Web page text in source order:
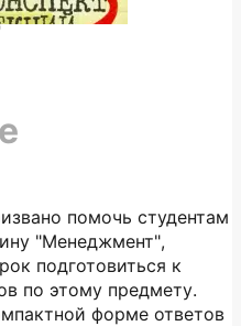
помочь студентам
"Менеджмент",
подготовиться к
по этому предмету.
форме ответов